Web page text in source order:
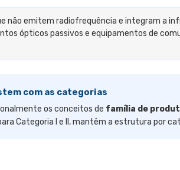
não emitem radiofrequência e integram a
ópticos passivos e equipamentos de
com as categorias
os conceitos de família de
Categoria I e II, mantêm a estrutura por